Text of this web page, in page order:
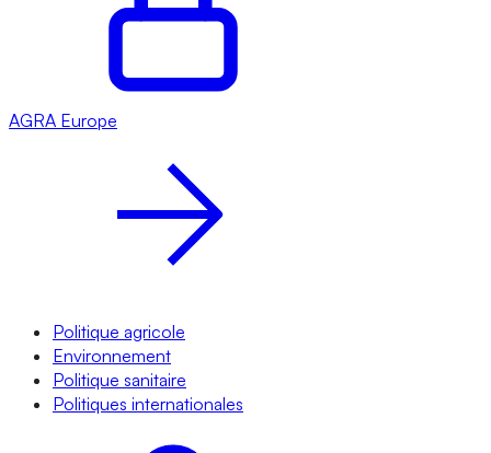
AGRA Europe
Politique agricole
Environnement
Politique sanitaire
Politiques internationales